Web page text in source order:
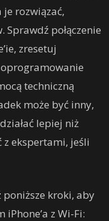
rozwiązać,
połączenie
zresetuj
techniczną
może być inny,
lepiej niż
z ekspertami, jeśli
poniższe kroki, aby
iPhone’a z Wi-Fi: